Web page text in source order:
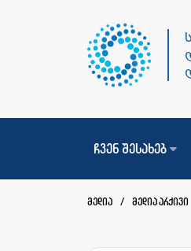
ჩვენ შესახებ
მედია / მედია არქივი